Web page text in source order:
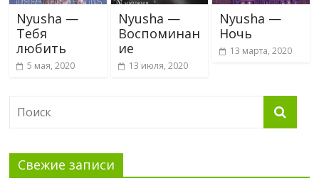
Nyusha —
Тебя
любить
5 мая, 2020
Nyusha —
Воспоминан
ие
13 июля, 2020
Nyusha —
Ночь
13 марта, 2020
Свежие записи